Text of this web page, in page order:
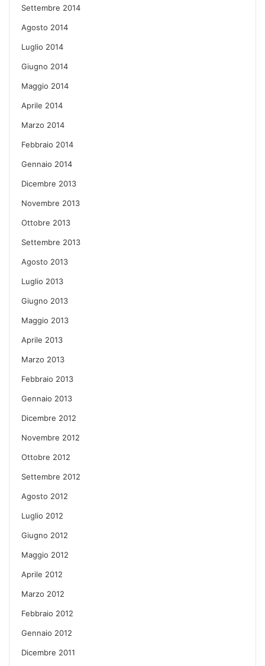
Settembre 2014
Agosto 2014
Luglio 2014
Giugno 2014
Maggio 2014
Aprile 2014
Marzo 2014
Febbraio 2014
Gennaio 2014
Dicembre 2013
Novembre 2013
Ottobre 2013
Settembre 2013
Agosto 2013
Luglio 2013
Giugno 2013
Maggio 2013
Aprile 2013
Marzo 2013
Febbraio 2013
Gennaio 2013
Dicembre 2012
Novembre 2012
Ottobre 2012
Settembre 2012
Agosto 2012
Luglio 2012
Giugno 2012
Maggio 2012
Aprile 2012
Marzo 2012
Febbraio 2012
Gennaio 2012
Dicembre 2011